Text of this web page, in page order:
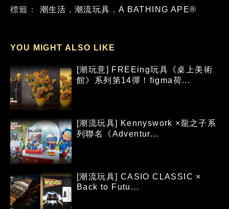
標籤： 潮生活 ,潮流玩具 , A BATHING APE®
YOU MIGHT ALSO LIKE
[潮玩意] FREEing玩具《桌上美術
館》系列第14彈！figma荷...
[潮流玩具] Kennyswork ×龍之子系
列聯名《Adventur...
[潮流玩具] CASIO CLASSIC ×
Back to Futu...